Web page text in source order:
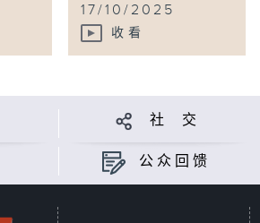
17/10/2025
收看
社 交
公众回馈